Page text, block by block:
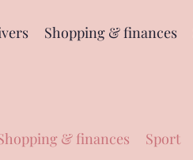
Shopping & finances
& finances Sport